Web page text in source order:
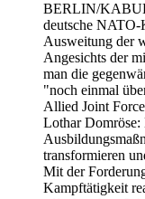
BERLIN/
deutsche NATO-
Ausweitung der
Angesichts der
man die
"noch einmal
Allied Joint
Lothar Domröse:
transformieren
Mit der
Kampftätigkeit